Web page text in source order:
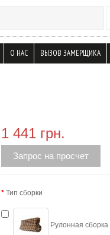
О НАС ВЫЗОВ ЗАМЕРЩИКА
1 441 грн.
Запрос на просчет
Тип сборки
Рулонная сборка